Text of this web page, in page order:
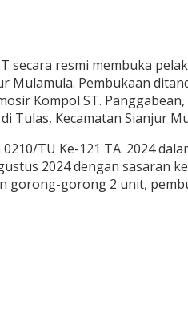
secara resmi membuka
Mulamula. Pembukaan
Kompol ST.
Tulas, Kecamatan Sianjur
TU Ke-121 TA. 2024
2024 dengan
gorong 2 unit,